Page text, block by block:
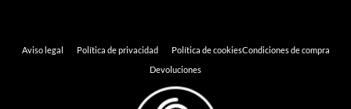
Aviso legal Política de privacidad Política de cookiesCondiciones de compra
Devoluciones